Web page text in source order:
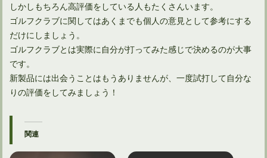
しかしもちろん高評価をしている人もたくさんいます。
ゴルフクラブに関してはあくまでも個人の意見として参考にする
だけにしましょう。
ゴルフクラブとは実際に自分が打ってみた感じで決めるのが大事
です。
新製品には出会うことはもうありませんが、一度試打して自分な
りの評価をしてみましょう！
関連